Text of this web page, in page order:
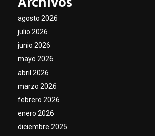
agosto 2026
julio 2026
junio 2026
mayo 2026
abril 2026
marzo 2026
febrero 2026
enero 2026
diciembre 2025